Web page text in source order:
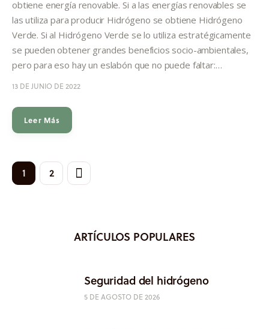
obtiene energía renovable. Si a las energías renovables se
las utiliza para producir Hidrógeno se obtiene Hidrógeno
Verde. Si al Hidrógeno Verde se lo utiliza estratégicamente
se pueden obtener grandes beneficios socio-ambientales,
pero para eso hay un eslabón que no puede faltar:…
13 DE JUNIO DE 2022
Leer Más
1 2
ARTÍCULOS POPULARES
Seguridad del hidrógeno
5 DE AGOSTO DE 2026